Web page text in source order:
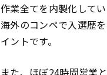
作業全てを内製化して
海外のコンペで入選歴
イントです。
また、ほぼ24時間営業